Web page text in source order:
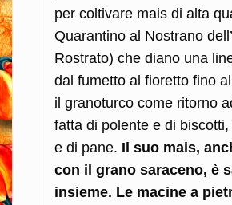
per coltivare mais di alta
Quarantino al Nostrano
Rostrato) che diano una
dal fumetto al fioretto fino
il granoturco come ritorno
fatta di polente e di
e di pane. Il suo mais,
con il grano saraceno, è
insieme. Le macine a